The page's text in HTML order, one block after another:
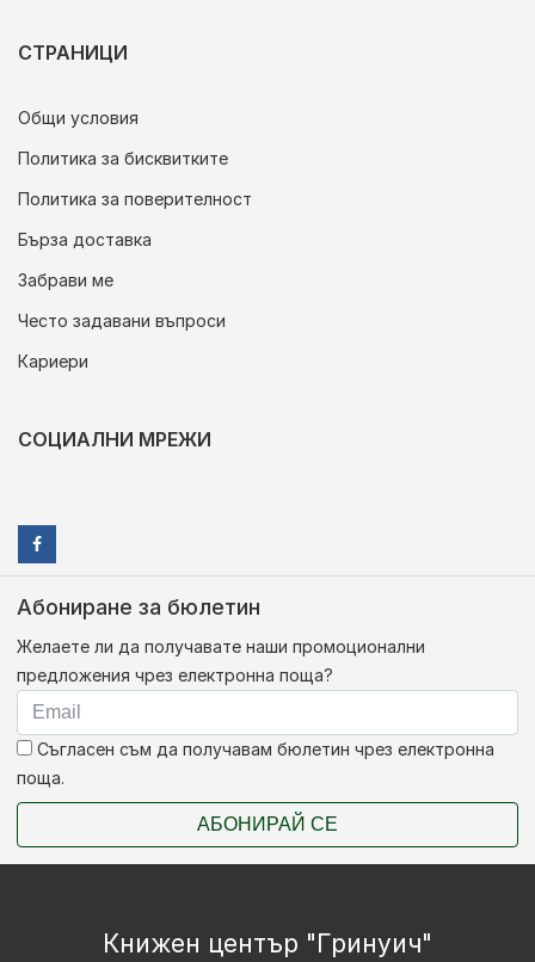
СТРАНИЦИ
Общи условия
Политика за бисквитките
Политика за поверителност
Бърза доставка
Забрави ме
Често задавани въпроси
Кариери
СОЦИАЛНИ МРЕЖИ
Абониране за бюлетин
Желаете ли да получавате наши промоционални
предложения чрез електронна поща?
Съгласен съм да получавам бюлетин чрез електронна
поща.
АБОНИРАЙ СЕ
Книжен център "Гринуич"